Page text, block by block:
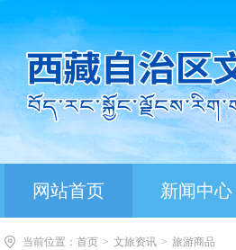
网站首页 新闻中心
当前位置： 首页 > 文旅资讯 > 旅游商品